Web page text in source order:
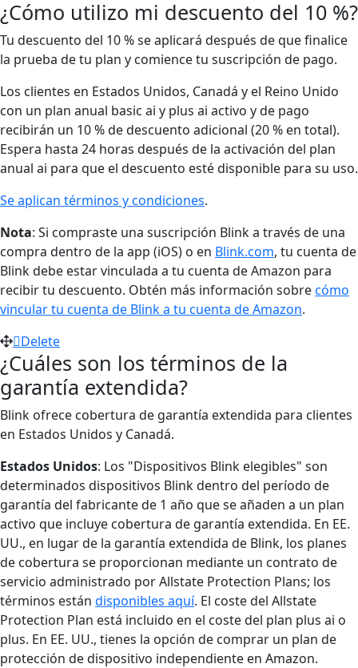
¿Cómo utilizo mi descuento del 10 %?
Tu descuento del 10 % se aplicará después de que finalice
la prueba de tu plan y comience tu suscripción de pago.
Los clientes en Estados Unidos, Canadá y el Reino Unido
con un plan anual basic ai y plus ai activo y de pago
recibirán un 10 % de descuento adicional (20 % en total).
Espera hasta 24 horas después de la activación del plan
anual ai para que el descuento esté disponible para su uso.
Se aplican términos y condiciones.
Nota: Si compraste una suscripción Blink a través de una
compra dentro de la app (iOS) o en Blink.com, tu cuenta de
Blink debe estar vinculada a tu cuenta de Amazon para
recibir tu descuento. Obtén más información sobrecómo
vincular tu cuenta de Blink a tu cuenta de Amazon.
Delete
¿Cuáles son los términos de la
garantía extendida?
Blink ofrece cobertura de garantía extendida para clientes
en Estados Unidos y Canadá.
Estados Unidos: Los "Dispositivos Blink elegibles" son
determinados dispositivos Blink dentro del período de
garantía del fabricante de 1 año que se añaden a un plan
activo que incluye cobertura de garantía extendida. En EE.
UU., en lugar de la garantía extendida de Blink, los planes
de cobertura se proporcionan mediante un contrato de
servicio administrado por Allstate Protection Plans; los
términos están disponibles aquí. El coste del Allstate
Protection Plan está incluido en el coste del plan plus ai o
plus. En EE. UU., tienes la opción de comprar un plan de
protección de dispositivo independiente en Amazon.